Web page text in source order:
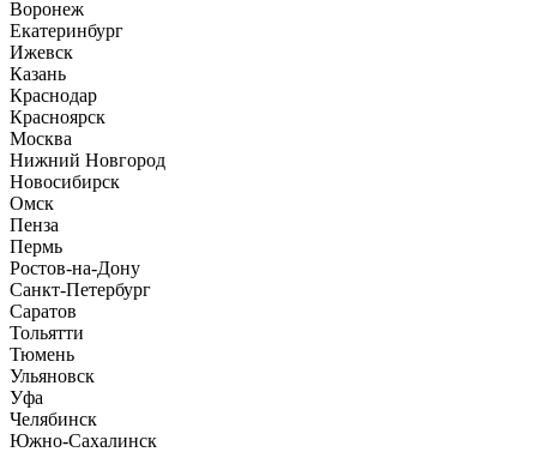
Воронеж
Екатеринбург
Ижевск
Казань
Краснодар
Красноярск
Москва
Нижний Новгород
Новосибирск
Омск
Пенза
Пермь
Ростов-на-Дону
Санкт-Петербург
Саратов
Тольятти
Тюмень
Ульяновск
Уфа
Челябинск
Южно-Сахалинск